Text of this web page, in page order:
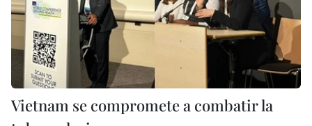
Vietnam se compromete a combatir la